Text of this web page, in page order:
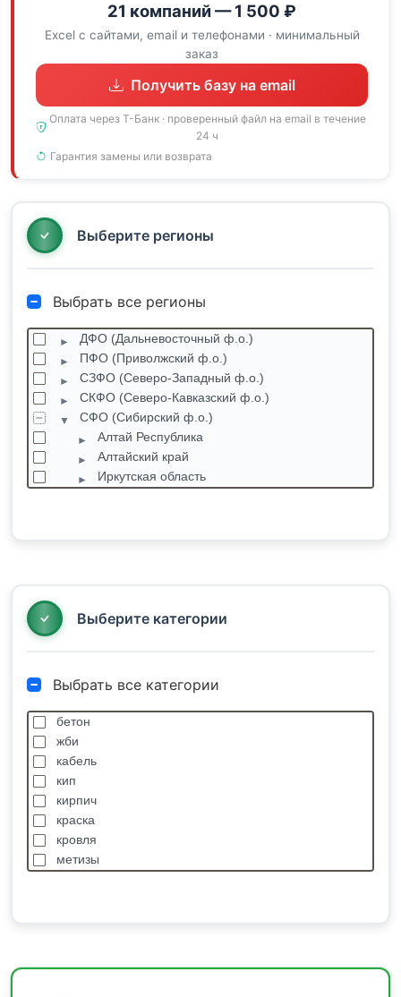
21 компаний — 1 500 ₽
Excel с сайтами, email и телефонами · минимальный
заказ
Получить базу на email
Оплата через Т-Банк · проверенный файл на email в течение
24 ч
Гарантия замены или возврата
Выберите регионы
Выбрать все регионы
ДФО (Дальневосточный ф.о.)
ПФО (Приволжский ф.о.)
СЗФО (Северо-Западный ф.о.)
СКФО (Северо-Кавказский ф.о.)
СФО (Сибирский ф.о.)
Алтай Республика
Алтайский край
Иркутская область
Выберите категории
Выбрать все категории
бетон
жби
кабель
кип
кирпич
краска
кровля
метизы